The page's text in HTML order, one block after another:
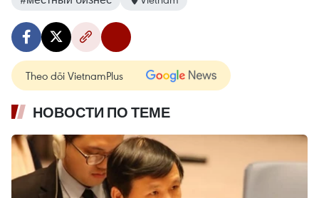
Theo dõi VietnamPlus
НОВОСТИ ПО ТЕМЕ